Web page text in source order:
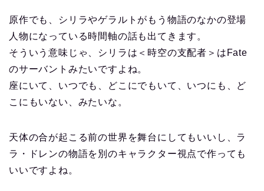
原作でも、シリラやゲラルトがもう物語のなかの登場
人物になっている時間軸の話も出てきます。
そういう意味じゃ、シリラは＜時空の支配者＞はFate
のサーバントみたいですよね。
座にいて、いつでも、どこにでもいて、いつにも、ど
こにもいない、みたいな。
天体の合が起こる前の世界を舞台にしてもいいし、ラ
ラ・ドレンの物語を別のキャラクター視点で作っても
いいですよね。